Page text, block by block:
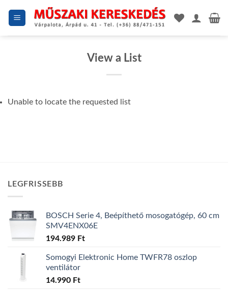
View a List
Unable to locate the requested list
LEGFRISSEBB
BOSCH Serie 4, Beépíthető mosogatógép, 60 cm
SMV4ENX06E
194.989 Ft
Somogyi Elektronic Home TWFR78 oszlop
ventilátor
14.990 Ft